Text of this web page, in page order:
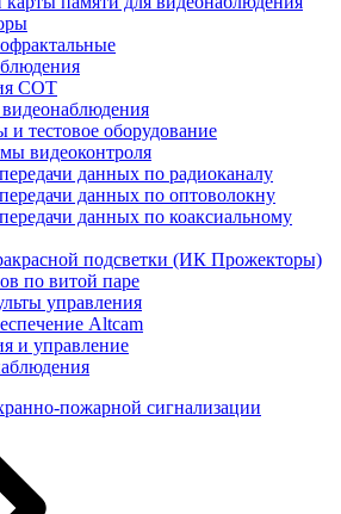
СОТ
и тестовое оборудование
видеоконтроля
данных по радиоканалу
данных по оптоволокну
данных по коаксиальному
подсветки (ИК Прожекторы)
по витой паре
управления
Altcam
и управление
пожарной сигнализации